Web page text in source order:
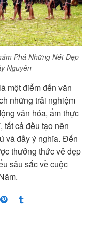
Phá Những Nét Đẹp
Nguyên
một điểm đến văn
những trải nghiệm
văn hóa, ẩm thực
tất cả đều tạo nên
và đầy ý nghĩa. Đến
thưởng thức vẻ đẹp
sâu sắc về cuộc